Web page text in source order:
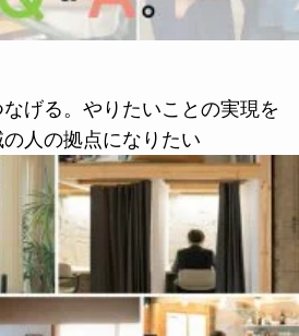
げる。やりたいことの実現を
人の拠点になりたい